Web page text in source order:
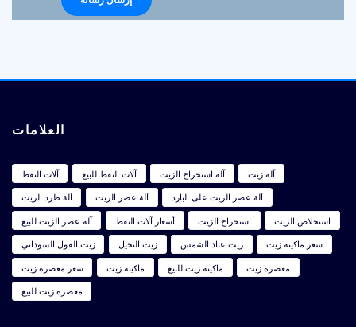
العلامات
آلات النفط آلات النفط للبيع آلة استخراج الزيت
آلة زيت
آلة طرد الزيت
آلة عصر الزيت
آلة عصر الزيت على البارد
آلة عصر الزيت للبيع
أسعار آلات النفط استخراج الزيت
استخلاص الزيت
زيت الفول السوداني
زيت النخيل زيت عباد الشمس
سعر ماكينة زيت
سعر معصرة زيت
ماكينة زيت ماكينة زيت للبيع
معصرة زيت
معصرة زيت للبيع